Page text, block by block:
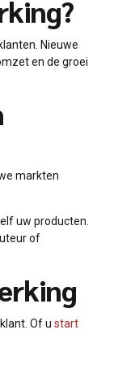
Nieuwe
en de groei
markten
uw producten.
of
Of u start